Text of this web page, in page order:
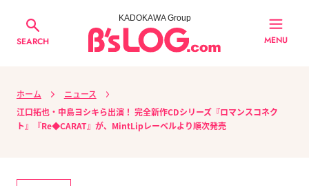
SEARCH
KADOKAWA Group
MENU
ホーム
ニュース
江口拓也・中島ヨシキら出演！ 完全新作CDシリーズ『ロマンスコネク
ト』『Re◆CARAT』が、MintLipレーベルより順次発売